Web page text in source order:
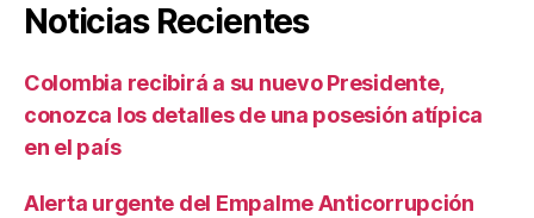
Noticias Recientes
Colombia recibirá a su nuevo Presidente,
conozca los detalles de una posesión atípica
en el país
Alerta urgente del Empalme Anticorrupción